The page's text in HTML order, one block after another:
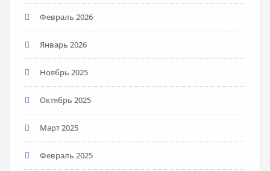
Февраль 2026
Январь 2026
Ноябрь 2025
Октябрь 2025
Март 2025
Февраль 2025